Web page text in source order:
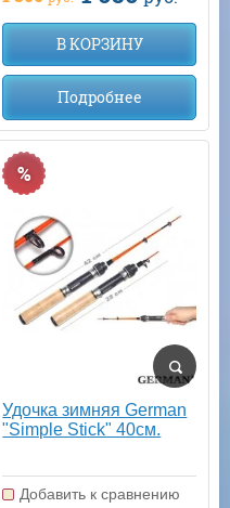
В КОРЗИНУ
Подробнее
%
Удочка зимняя German
"Simple Stick" 40см.
Добавить к сравнению